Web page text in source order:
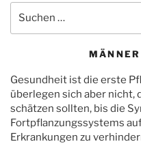
Gesundheit ist die erste
überlegen sich aber nicht,
schätzen sollten, bis die
Fortpflanzungssystems
Erkrankungen zu